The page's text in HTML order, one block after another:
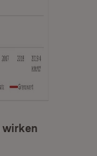
wirken